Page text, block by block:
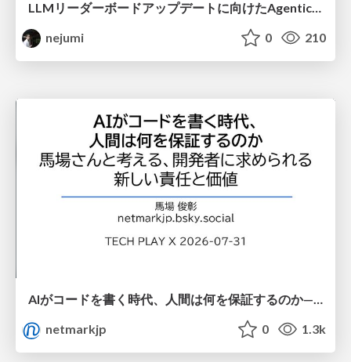
nejumi
0 210
AIがコードを書く時代、人間は何を保証するのか———馬場さんと考える、開発者に求められる新しい責任と価値 - TECH PLAY
netmarkjp
0 1.3k